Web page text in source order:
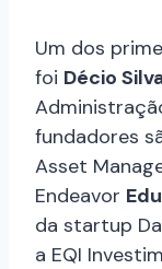
Um dos
foi Décio
fundadores
Asset
Endeavor
da startup
a EQI